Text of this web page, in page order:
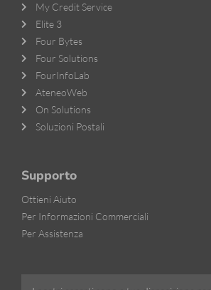
My Credit Service
Elite 3
Four Bytes
Four Solutions
FourInfoLab
AteneoWeb
On Solutions
Soluzioni Postali
Supporto
Ottieni Aiuto
Per Informazioni Commerciali
Per Assistenza